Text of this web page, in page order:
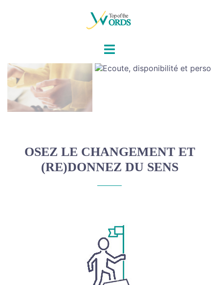
OSEZ LE CHANGEMENT ET
(RE)DONNEZ DU SENS